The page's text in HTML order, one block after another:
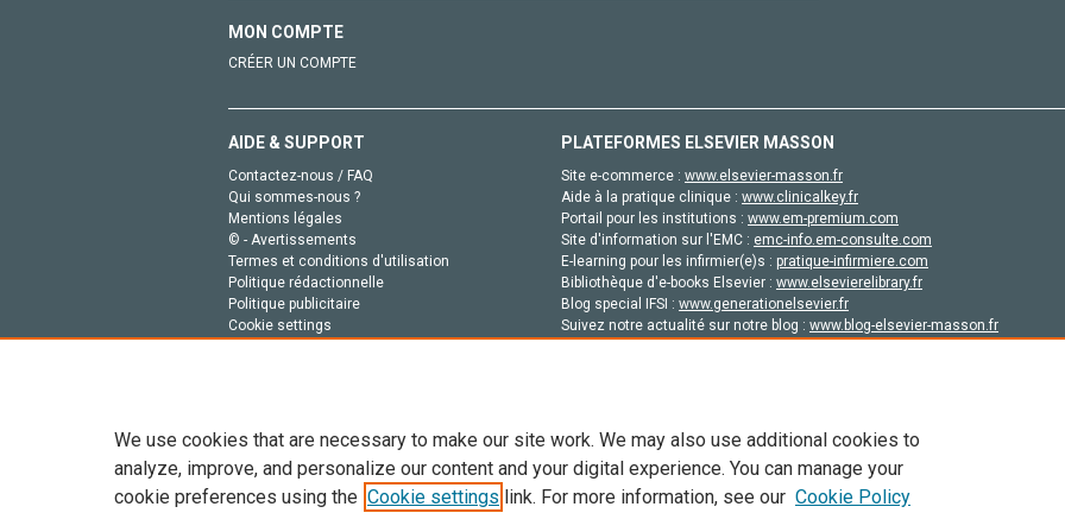
MON COMPTE
CRÉER UN COMPTE
AIDE & SUPPORT
Contactez-nous / FAQ
Qui sommes-nous ?
Mentions légales
© - Avertissements
Termes et conditions d'utilisation
Politique rédactionnelle
Politique publicitaire
Cookie settings
PLATEFORMES ELSEVIER MASSON
Site e-commerce : www.elsevier-masson.fr
Aide à la pratique clinique : www.clinicalkey.fr
Portail pour les institutions : www.em-premium.com
Site d'information sur l'EMC : emc-info.em-consulte.com
E-learning pour les infirmier(e)s : pratique-infirmiere.com
Bibliothèque d'e-books Elsevier : www.elsevierelibrary.fr
Blog special IFSI : www.generationelsevier.fr
Suivez notre actualité sur notre blog : www.blog-elsevier-masson.fr
Tout le contenu de ce site: Copyright © 2026 Elsevier, ses concédants de licence et ses contributeurs. Tout les droits sont réservés,
de données, a la formation en IA et aux technologies similaires. Pour tout contenu en libre accès, les conditions de licence
We use cookies that are necessary to make our site work. We may also use additional cookies to
analyze, improve, and personalize our content and your digital experience. You can manage your
cookie preferences using the Cookie settings link. For more information, see our Cookie Policy